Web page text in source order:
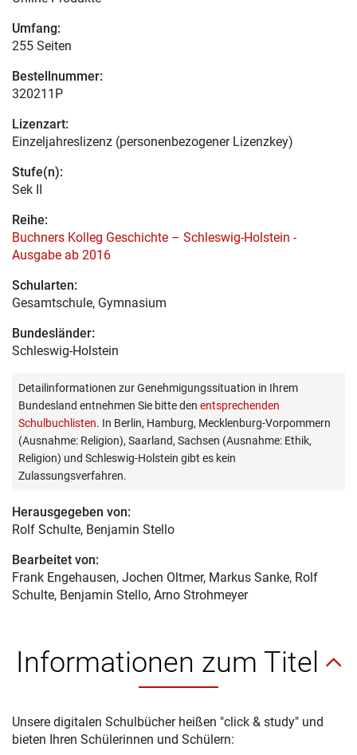
Umfang:
255 Seiten
Bestellnummer:
320211P
Lizenzart:
Einzeljahreslizenz (personenbezogener Lizenzkey)
Stufe(n):
Sek II
Reihe:
Buchners Kolleg Geschichte – Schleswig-Holstein -
Ausgabe ab 2016
Schularten:
Gesamtschule, Gymnasium
Bundesländer:
Schleswig-Holstein
Detailinformationen zur Genehmigungssituation in Ihrem
Bundesland entnehmen Sie bitte den entsprechenden
Schulbuchlisten. In Berlin, Hamburg, Mecklenburg-Vorpommern
(Ausnahme: Religion), Saarland, Sachsen (Ausnahme: Ethik,
Religion) und Schleswig-Holstein gibt es kein
Zulassungsverfahren.
Herausgegeben von:
Rolf Schulte, Benjamin Stello
Bearbeitet von:
Frank Engehausen, Jochen Oltmer, Markus Sanke, Rolf
Schulte, Benjamin Stello, Arno Strohmeyer
Informationen zum Titel
Unsere digitalen Schulbücher heißen "click & study" und
bieten Ihren Schülerinnen und Schülern: